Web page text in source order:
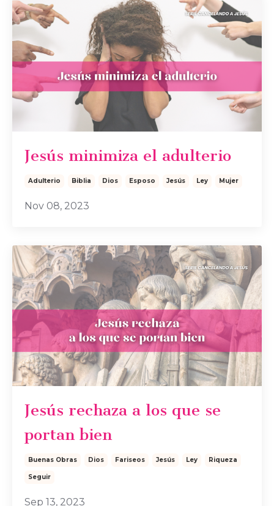
Jesús minimiza el adulterio
Adulterio Biblia Dios Esposo Jesús Ley Mujer
Nov 08, 2023
Jesús rechaza a los que se
portan bien
Buenas Obras Dios Fariseos Jesús Ley Riqueza
Seguir
Sep 13, 2023